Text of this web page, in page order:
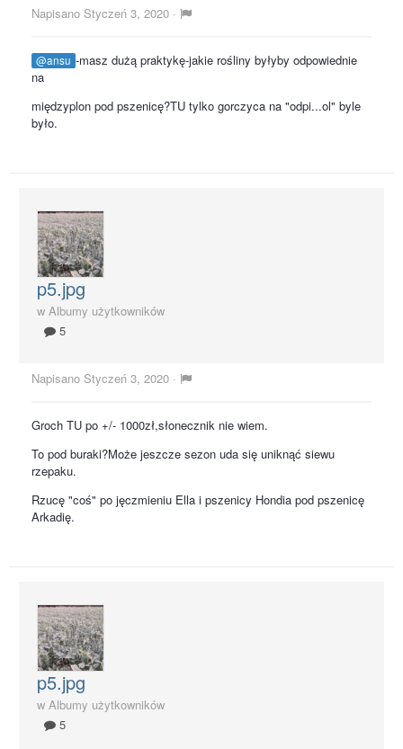
Napisano Styczeń 3, 2020 ·
@ansu -masz dużą praktykę-jakie rośliny byłyby odpowiednie
na
międzyplon pod pszenicę?TU tylko gorczyca na "odpi...ol" byle
było.
p5.jpg
w Albumy użytkowników
5
Napisano Styczeń 3, 2020 ·
Groch TU po +/- 1000zł,słonecznik nie wiem.
To pod buraki?Może jeszcze sezon uda się uniknąć siewu
rzepaku.
Rzucę "coś" po jęczmieniu Ella i pszenicy Hondia pod pszenicę
Arkadię.
p5.jpg
w Albumy użytkowników
5